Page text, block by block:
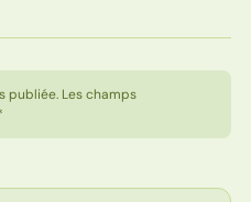
publiée. Les champs